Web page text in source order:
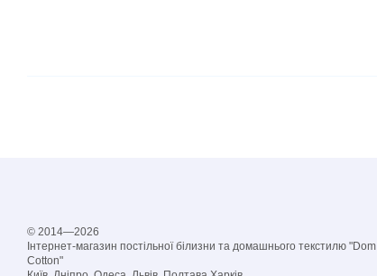
© 2014—2026
Інтернет-магазин постільної білизни та домашнього текстилю "Dom
Cotton"